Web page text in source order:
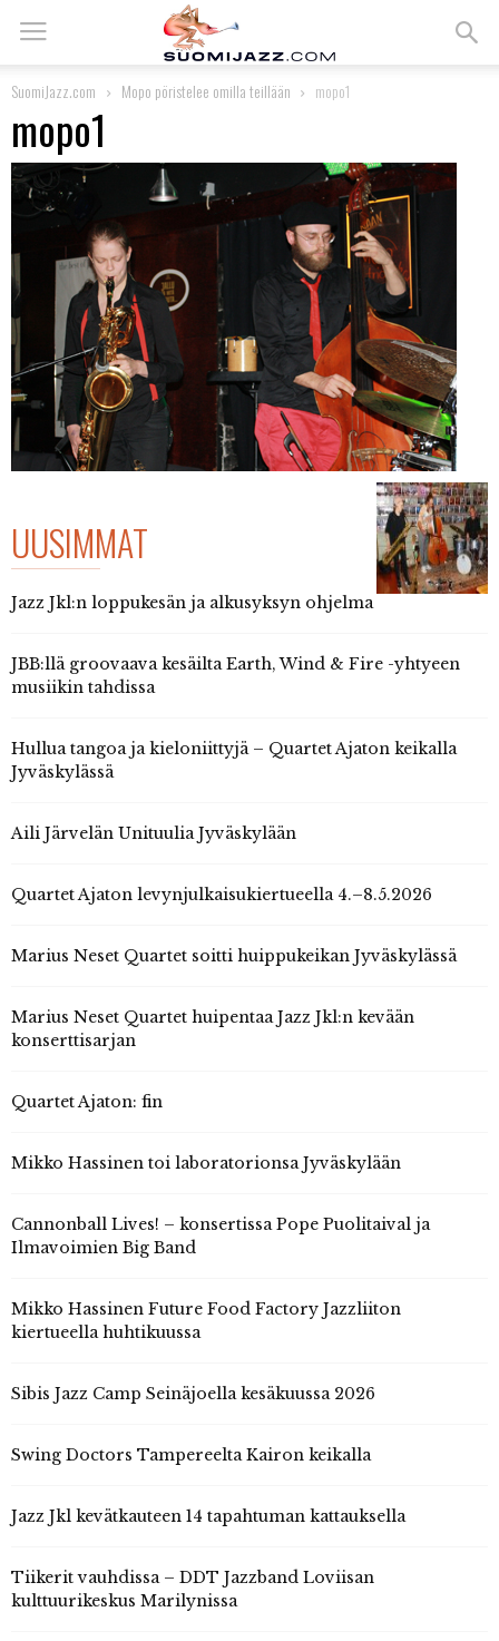
SuomiJazz.com Mopo pöristelee omilla teillään mopo1
mopo1
UUSIMMAT
Jazz Jkl:n loppukesän ja alkusyksyn ohjelma
JBB:llä groovaava kesäilta Earth, Wind & Fire -yhtyeen
musiikin tahdissa
Hullua tangoa ja kieloniittyjä – Quartet Ajaton keikalla
Jyväskylässä
Aili Järvelän Unituulia Jyväskylään
Quartet Ajaton levynjulkaisukiertueella 4.–8.5.2026
Marius Neset Quartet soitti huippukeikan Jyväskylässä
Marius Neset Quartet huipentaa Jazz Jkl:n kevään
konserttisarjan
Quartet Ajaton: fin
Mikko Hassinen toi laboratorionsa Jyväskylään
Cannonball Lives! – konsertissa Pope Puolitaival ja
Ilmavoimien Big Band
Mikko Hassinen Future Food Factory Jazzliiton
kiertueella huhtikuussa
Sibis Jazz Camp Seinäjoella kesäkuussa 2026
Swing Doctors Tampereelta Kairon keikalla
Jazz Jkl kevätkauteen 14 tapahtuman kattauksella
Tiikerit vauhdissa – DDT Jazzband Loviisan
kulttuurikeskus Marilynissa